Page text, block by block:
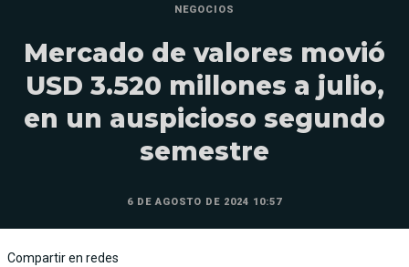
NEGOCIOS
Mercado de valores movió
USD 3.520 millones a julio,
en un auspicioso segundo
semestre
6 DE AGOSTO DE 2024 10:57
Compartir en redes